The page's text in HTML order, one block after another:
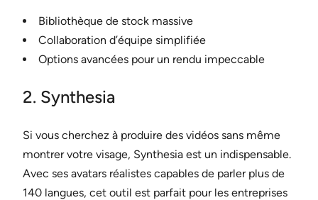
Bibliothèque de stock massive
Collaboration d’équipe simplifiée
Options avancées pour un rendu impeccable
2. Synthesia
Si vous cherchez à produire des vidéos sans même
montrer votre visage, Synthesia est un indispensable.
Avec ses avatars réalistes capables de parler plus de
140 langues, cet outil est parfait pour les entreprises